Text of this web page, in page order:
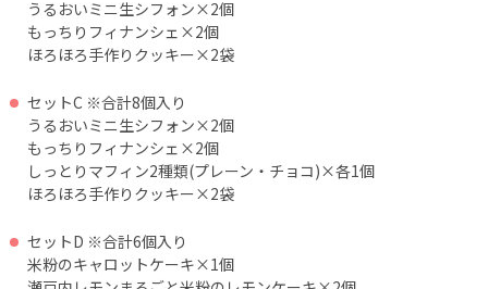
うるおいミニ生シフォン×2個
もっちりフィナンシェ×2個
ほろほろ手作りクッキー×2袋
セットC ※合計8個入り
うるおいミニ生シフォン×2個
もっちりフィナンシェ×2個
しっとりマフィン2種類(プレーン・チョコ)×各1個
ほろほろ手作りクッキー×2袋
セットD ※合計6個入り
米粉のキャロットケーキ×1個